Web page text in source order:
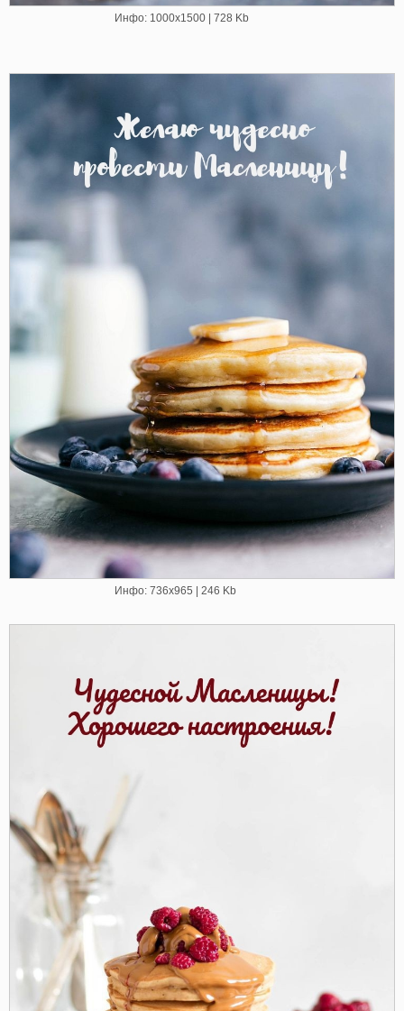
Инфо: 1000х1500 | 728 Kb
Инфо: 736х965 | 246 Kb